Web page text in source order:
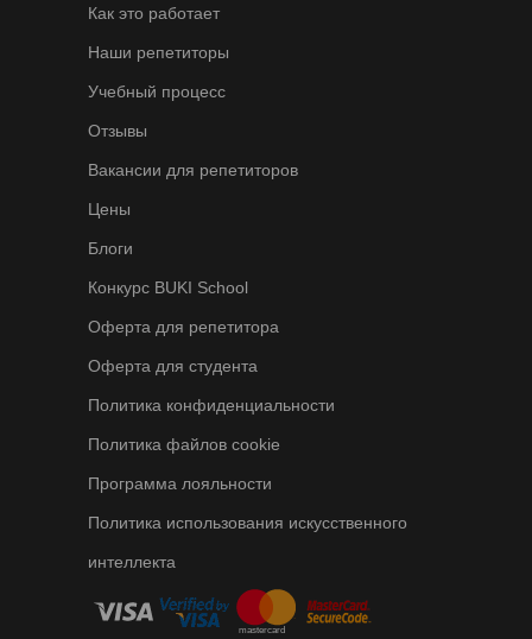
Как это работает
Наши репетиторы
Учебный процесс
Отзывы
Вакансии для репетиторов
Цены
Блоги
Конкурс BUKI School
Оферта для репетитора
Оферта для студента
Политика конфиденциальности
Политика файлов cookie
Программа лояльности
Политика использования искусственного
интеллекта